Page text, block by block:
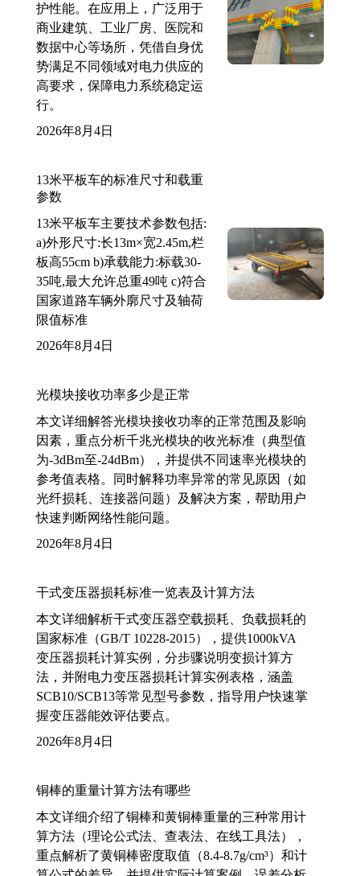
护性能。在应用上，广泛用于
商业建筑、工业厂房、医院和
数据中心等场所，凭借自身优
势满足不同领域对电力供应的
高要求，保障电力系统稳定运
行。
2026年8月4日
13米平板车的标准尺寸和载重
参数
13米平板车主要技术参数包括:
a)外形尺寸:长13m×宽2.45m,栏
板高55cm b)承载能力:标载30-
35吨,最大允许总重49吨 c)符合
国家道路车辆外廓尺寸及轴荷
限值标准
2026年8月4日
光模块接收功率多少是正常
本文详细解答光模块接收功率的正常范围及影响
因素，重点分析千兆光模块的收光标准（典型值
为-3dBm至-24dBm），并提供不同速率光模块的
参考值表格。同时解释功率异常的常见原因（如
光纤损耗、连接器问题）及解决方案，帮助用户
快速判断网络性能问题。
2026年8月4日
干式变压器损耗标准一览表及计算方法
本文详细解析干式变压器空载损耗、负载损耗的
国家标准（GB/T 10228-2015），提供1000kVA
变压器损耗计算实例，分步骤说明变损计算方
法，并附电力变压器损耗计算实例表格，涵盖
SCB10/SCB13等常见型号参数，指导用户快速掌
握变压器能效评估要点。
2026年8月4日
铜棒的重量计算方法有哪些
本文详细介绍了铜棒和黄铜棒重量的三种常用计
算方法（理论公式法、查表法、在线工具法），
重点解析了黄铜棒密度取值（8.4-8.7g/cm³）和计